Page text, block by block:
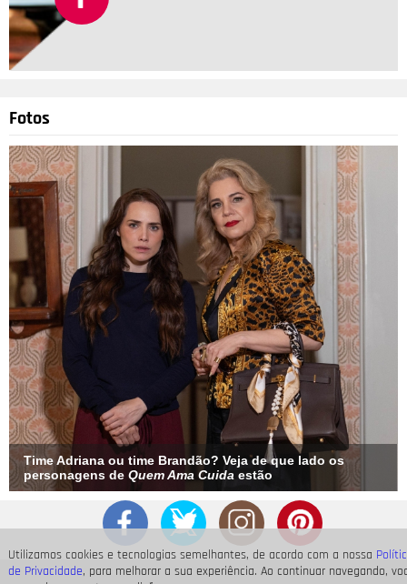
Utilizamos cookies e tecnologias semelhantes, de acordo com a nossa
de Privacidade, para melhorar a sua experiência. Ao continuar navegando,
Fotos
Time Adriana ou time Brandão? Veja de que lado os
personagens de Quem Ama Cuida estão